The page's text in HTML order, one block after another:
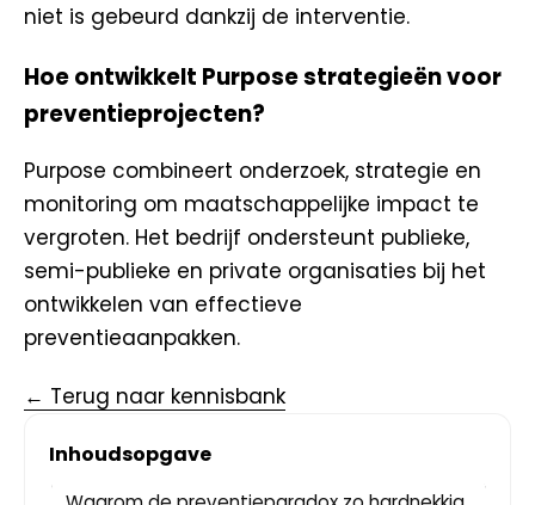
niet is gebeurd dankzij de interventie.
Hoe ontwikkelt Purpose strategieën voor
preventieprojecten?
Purpose combineert onderzoek, strategie en
monitoring om maatschappelijke impact te
vergroten. Het bedrijf ondersteunt publieke,
semi-publieke en private organisaties bij het
ontwikkelen van effectieve
preventieaanpakken.
← Terug naar kennisbank
Inhoudsopgave